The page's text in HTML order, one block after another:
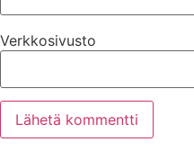
Verkkosivusto